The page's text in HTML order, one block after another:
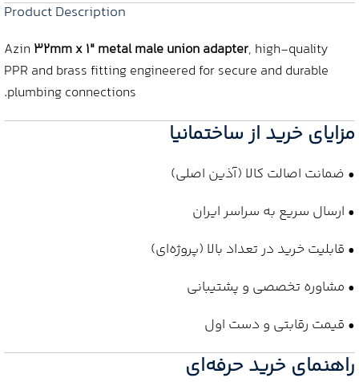
Product Description
Azin 32mm x 1″ metal male union adapter, high‑quality
PPR and brass fitting engineered for secure and durable
plumbing connections.
مزایای خرید از ساختمانیا
• ضمانت اصالت کالا (آذین اصلی)
• ارسال سریع به سراسر ایران
• قابلیت خرید در تعداد بالا (پروژه‌ای)
• مشاوره تخصصی و پشتیبانی
• قیمت رقابتی و دست اول
راهنمای خرید حرفه‌ای